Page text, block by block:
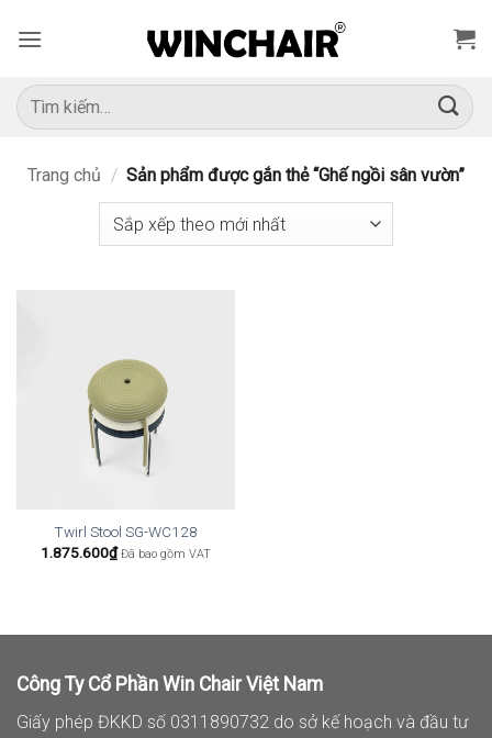
qua
dung
Tìm
kiếm:
Trang chủ / Sản phẩm được gắn thẻ “Ghế ngồi sân vườn”
Twirl Stool SG-WC128
1.875.600₫ Đã bao gồm VAT
Công Ty Cổ Phần Win Chair Việt Nam
Giấy phép ĐKKD số 0311890732 do sở kế hoạch và đầu tư